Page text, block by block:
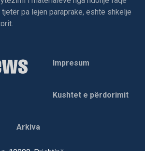
pa lejen paraprake, është shkelje
Impresum
Kushtet e përdorimit
Arkiva